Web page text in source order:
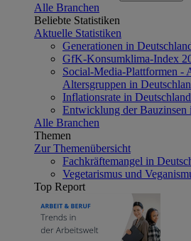
Alle Branchen
Beliebte Statistiken
Aktuelle Statistiken
Generationen in
GfK-Konsumklima-Index
Social-Media-Plattformen -
Altersgruppen in
Inflationsrate in
Entwicklung der Bauzinsen
Alle Branchen
Themen
Zur Themenübersicht
Fachkräftemangel in
Vegetarismus und
Top Report